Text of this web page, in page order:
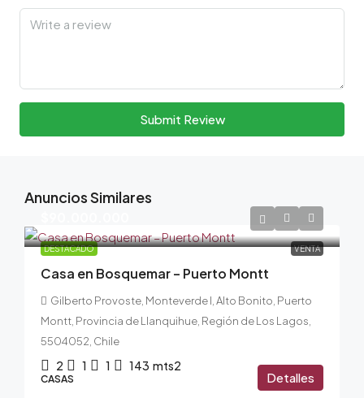
Submit Review
Anuncios Similares
DESTACADO VENTA
Casa en Bosquemar – Puerto Montt
Gilberto Provoste, Monteverde I, Alto Bonito, Puerto
Montt, Provincia de Llanquihue, Región de Los Lagos,
5504052, Chile
2 1 1 143 mts2
CASAS Detalles